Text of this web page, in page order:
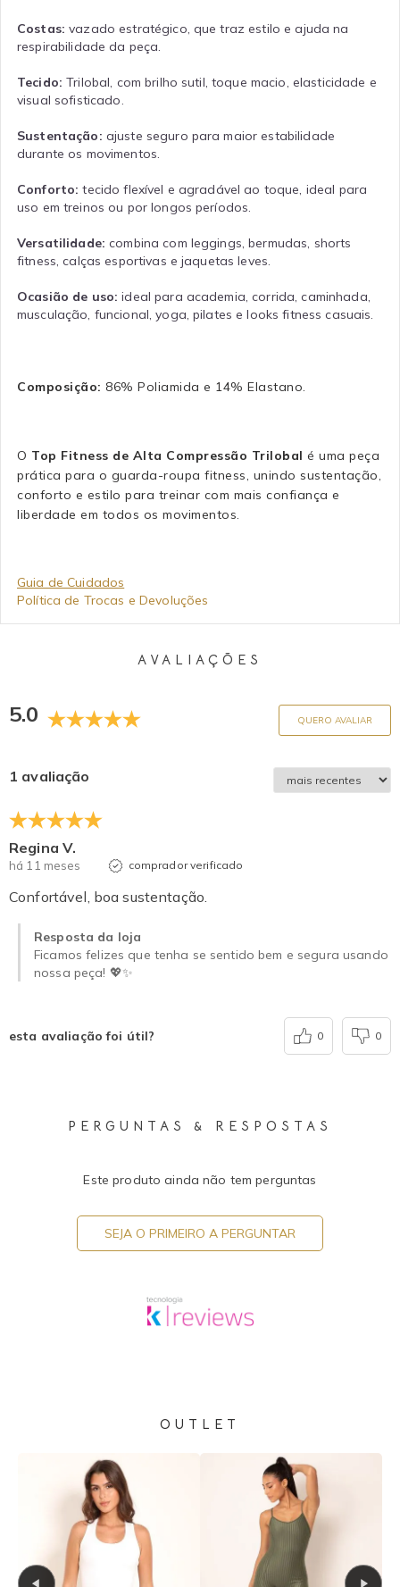
Costas: vazado estratégico, que traz estilo e ajuda na
respirabilidade da peça.
Tecido: Trilobal, com brilho sutil, toque macio, elasticidade e
visual sofisticado.
Sustentação: ajuste seguro para maior estabilidade
durante os movimentos.
Conforto: tecido flexível e agradável ao toque, ideal para
uso em treinos ou por longos períodos.
Versatilidade: combina com leggings, bermudas, shorts
fitness, calças esportivas e jaquetas leves.
Ocasião de uso: ideal para academia, corrida, caminhada,
musculação, funcional, yoga, pilates e looks fitness casuais.
Composição: 86% Poliamida e 14% Elastano.
O Top Fitness de Alta Compressão Trilobal é uma peça
prática para o guarda-roupa fitness, unindo sustentação,
conforto e estilo para treinar com mais confiança e
liberdade em todos os movimentos.
Guia de Cuidados
Política de Trocas e Devoluções
AVALIAÇÕES
5.0 QUERO AVALIAR
1 avaliação
Regina V.
há 11 meses comprador verificado
Confortável, boa sustentação.
Resposta da loja
Ficamos felizes que tenha se sentido bem e segura usando
nossa peça! 💖✨
esta avaliação foi útil? 0 0
PERGUNTAS & RESPOSTAS
Este produto ainda não tem perguntas
SEJA O PRIMEIRO A PERGUNTAR
OUTLET